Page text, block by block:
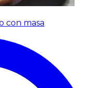
con masa